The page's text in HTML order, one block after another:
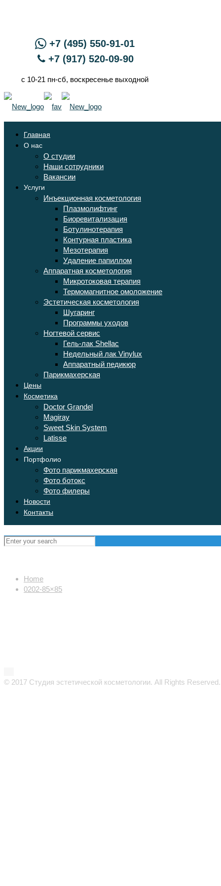
+7 (495) 550-91-01
+7 (917) 520-09-90
с 10-21 пн-сб, воскресенье выходной
Главная
О нас
О студии
Наши сотрудники
Вакансии
Услуги
Инъекционная косметология
Плазмолифтинг
Биоревитализация
Ботулинотерапия
Контурная пластика
Мезотерапия
Удаление папиллом
Аппаратная косметология
Микротоковая терапия
Термомагнитное омоложение
Эстетическая косметология
Шугаринг
Программы уходов
Ногтевой сервис
Гель-лак Shellac
Недельный лак Vinylux
Аппаратный педикюр
Парикмахерская
Цены
Косметика
Doctor Grandel
Magiray
Sweet Skin System
Latisse
Акции
Портфолио
Фото парикмахерская
Фото ботокс
Фото филеры
Новости
Контакты
Home
0202-85×85
© 2017 Студия эстетической косметологии. All Rights Reserved.